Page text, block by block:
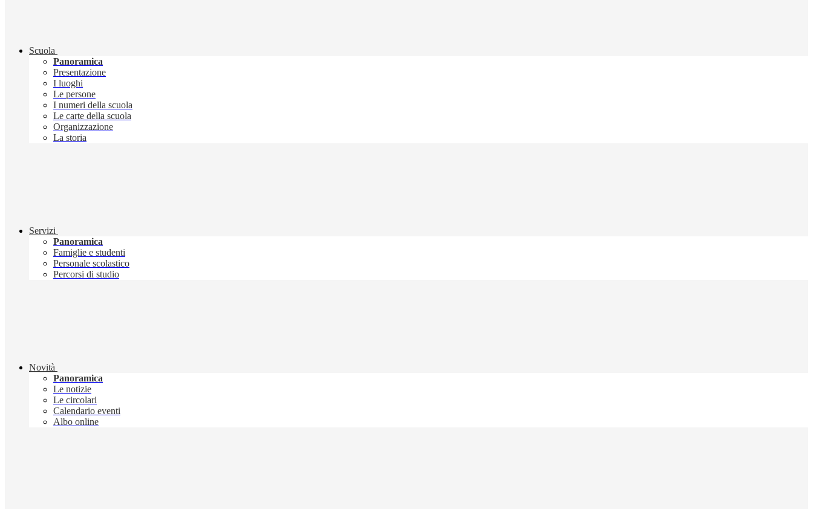
Scuola
Panoramica
Presentazione
I luoghi
Le persone
I numeri della scuola
Le carte della scuola
Organizzazione
La storia
Servizi
Panoramica
Famiglie e studenti
Personale scolastico
Percorsi di studio
Novità
Panoramica
Le notizie
Le circolari
Calendario eventi
Albo online